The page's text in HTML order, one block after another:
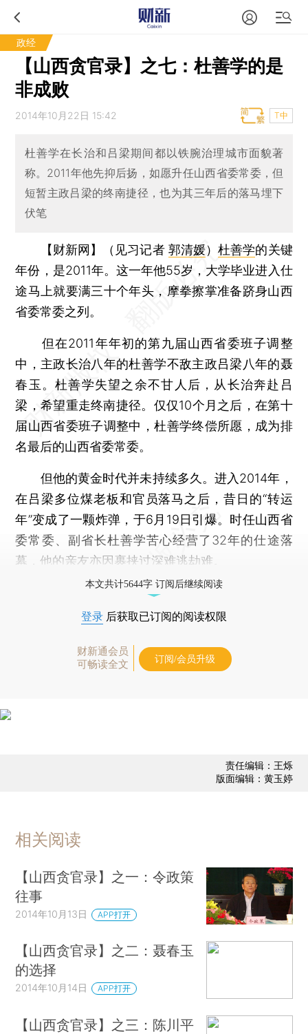
政经
【山西贪官录】之七：杜善学的是
非成败
2014年10月22日 15:42 T中
杜善学在长治和吕梁期间都以铁腕治理城市面貌著
称。2011年他先抑后扬，如愿升任山西省委常委，但
短暂主政吕梁的终南捷径，也为其三年后的落马埋下
伏笔
【财新网】（见习记者 郭清媛）杜善学的关键
年份，是2011年。这一年他55岁，大学毕业进入仕
途马上就要满三十个年头，摩拳擦掌准备跻身山西
省委常委之列。
但在2011年年初的第九届山西省委班子调整
中，主政长治八年的杜善学不敌主政吕梁八年的聂
春玉。杜善学失望之余不甘人后，从长治奔赴吕
梁，希望重走终南捷径。仅仅10个月之后，在第十
届山西省委班子调整中，杜善学终偿所愿，成为排
名最后的山西省委常委。
但他的黄金时代并未持续多久。进入2014年，
在吕梁多位煤老板和官员落马之后，昔日的“转运
年”变成了一颗炸弹，于6月19日引爆。时任山西省
委常委、副省长杜善学苦心经营了32年的仕途落
幕，他的亲友亦因裹挟过深难逃劫难。
本文共计5644字 订阅后继续阅读
登录 后获取已订阅的阅读权限
财新通会员
可畅读全文
订阅/会员升级
责任编辑：王烁
版面编辑：黄玉婷
相关阅读
【山西贪官录】之一：令政策
往事
2014年10月13日 APP打开
【山西贪官录】之二：聂春玉
的选择
2014年10月14日 APP打开
【山西贪官录】之三：陈川平